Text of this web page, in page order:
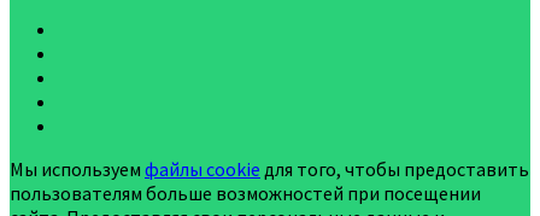
Мы используем файлы cookie для того, чтобы предоставить
пользователям больше возможностей при посещении